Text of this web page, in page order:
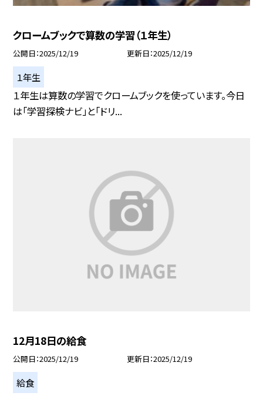
クロームブックで算数の学習（１年生）
公開日 2025/12/19 更新日 2025/12/19
１年生
１年生は算数の学習でクロームブックを使っています。今日
は「学習探検ナビ」と「ドリ...
12月18日の給食
公開日 2025/12/19 更新日 2025/12/19
給食